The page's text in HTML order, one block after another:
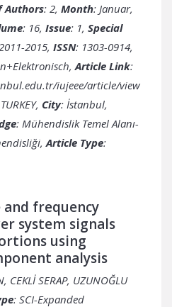
Authors: 2, Month: Januar,
: 16, Issue: 1, Special
2015, ISSN: 1303-0914,
Article Link:
iujeee/article/view
City: İstanbul,
: Mühendislik Temel Alanı-
Article Type:
frequency
system signals
using
analysis
CEKLİ SERAP, UZUNOĞLU
: SCI-Expanded